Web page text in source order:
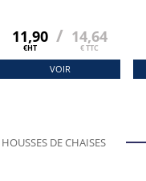
11,90
€HT
/ 14,64
€ TTC
VOIR
HOUSSES DE CHAISES